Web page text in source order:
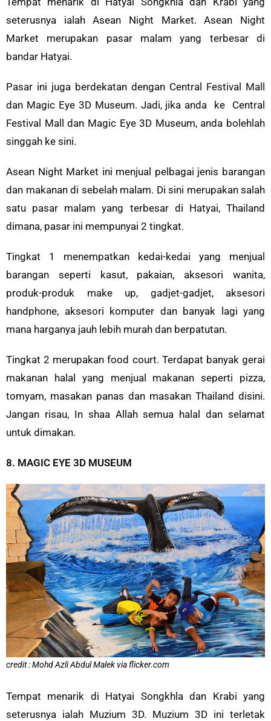
seterusnya ialah Asean Night Market. Asean Night
Market merupakan pasar malam yang terbesar di
bandar Hatyai.
Pasar ini juga berdekatan dengan Central Festival Mall
dan Magic Eye 3D Museum. Jadi, jika anda ke Central
Festival Mall dan Magic Eye 3D Museum, anda bolehlah
singgah ke sini.
Asean Night Market ini menjual pelbagai jenis barangan
dan makanan di sebelah malam. Di sini merupakan salah
satu pasar malam yang terbesar di Hatyai, Thailand
dimana, pasar ini mempunyai 2 tingkat.
Tingkat 1 menempatkan kedai-kedai yang menjual
barangan seperti kasut, pakaian, aksesori wanita,
produk-produk make up, gadjet-gadjet, aksesori
handphone, aksesori komputer dan banyak lagi yang
mana harganya jauh lebih murah dan berpatutan.
Tingkat 2 merupakan food court. Terdapat banyak gerai
makanan halal yang menjual makanan seperti pizza,
tomyam, masakan panas dan masakan Thailand disini.
Jangan risau, In shaa Allah semua halal dan selamat
untuk dimakan.
8. MAGIC EYE 3D MUSEUM
credit : Mohd Azli Abdul Malek via flicker.com
Tempat menarik di Hatyai Songkhla dan Krabi yang
seterusnya ialah Muzium 3D. Muzium 3D ini terletak